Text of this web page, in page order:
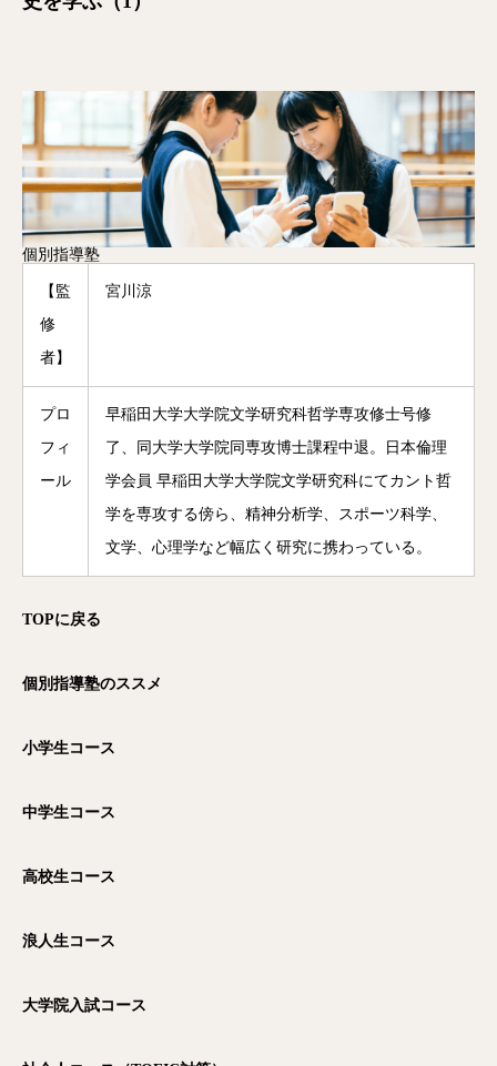
個別指導塾
【監
修
者】
宮川涼
プロ
フィ
ール
早稲田大学大学院文学研究科哲学専攻修士号修
了、同大学大学院同専攻博士課程中退。日本倫理
学会員 早稲田大学大学院文学研究科にてカント哲
学を専攻する傍ら、精神分析学、スポーツ科学、
文学、心理学など幅広く研究に携わっている。
TOPに戻る
個別指導塾のススメ
小学生コース
中学生コース
高校生コース
浪人生コース
大学院入試コース